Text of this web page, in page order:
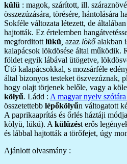
külü : magok, szárított, ill.
összezúzására, törésére, hántolására
Sokféle változata létezett, de
hajtották. Ez értelemben
megforditottlükü, azaz lökőalakban
kalapácsok lökdösése által működik.
földet egyik lábával ütögetve,
Ütő kalapácsokkal, s mozsárféle
által bizonyos testeket öszvezúznak,
hogy olajt törjenek belőle, vagy a
kölyű. Ládd : A magyar nyelv
összetettebb lépőkölyűn váltogatott
A paprikaaprítás és őrlés háztáji
kölyü, lükü). Akülüzést erős
és lábbal hajtották a törőfejet, úgy
Ajánlott olvasmány :